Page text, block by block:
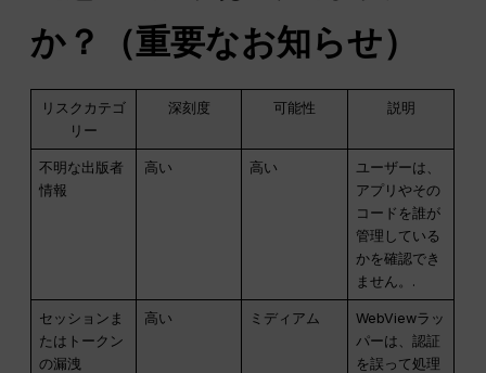
か？（重要なお知らせ）
リスクカテゴ
リー
深刻度 可能性 説明
不明な出版者
情報
高い 高い
ユーザーは、
アプリやその
コードを誰が
管理している
かを確認でき
ません。.
セッションま
たはトークン
の漏洩
高い ミディアム
WebViewラッ
パーは、認証
を誤って処理